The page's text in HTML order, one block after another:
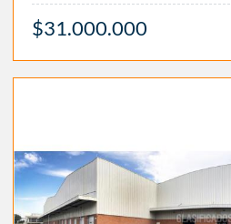
$31.000.000